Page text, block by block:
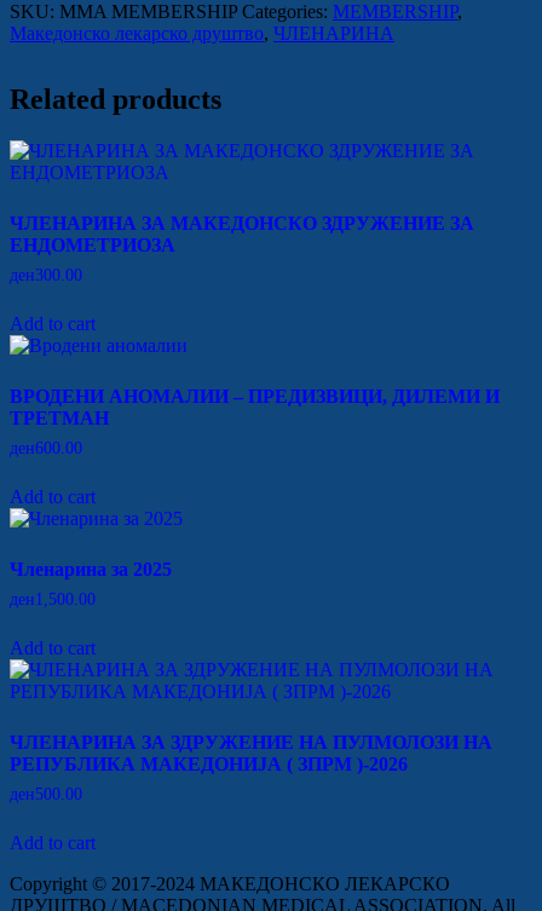
SKU: MMA MEMBERSHIP Categories: MEMBERSHIP,
Македонско лекарско друштво, ЧЛЕНАРИНА
Related products
ЧЛЕНАРИНА ЗА МАКЕДОНСКО ЗДРУЖЕНИЕ ЗА
ЕНДОМЕТРИОЗА
ден300.00
Add to cart
ВРОДЕНИ АНОМАЛИИ – ПРЕДИЗВИЦИ, ДИЛЕМИ И
ТРЕТМАН
ден600.00
Add to cart
Членарина за 2025
ден1,500.00
Add to cart
ЧЛЕНАРИНА ЗА ЗДРУЖЕНИЕ НА ПУЛМОЛОЗИ НА
РЕПУБЛИКА МАКЕДОНИЈА ( ЗПРМ )-2026
ден500.00
Add to cart
Copyright © 2017-2024 МАКЕДОНСКО ЛЕКАРСКО
ДРУШТВО / MACEDONIAN MEDICAL ASSOCIATION. All